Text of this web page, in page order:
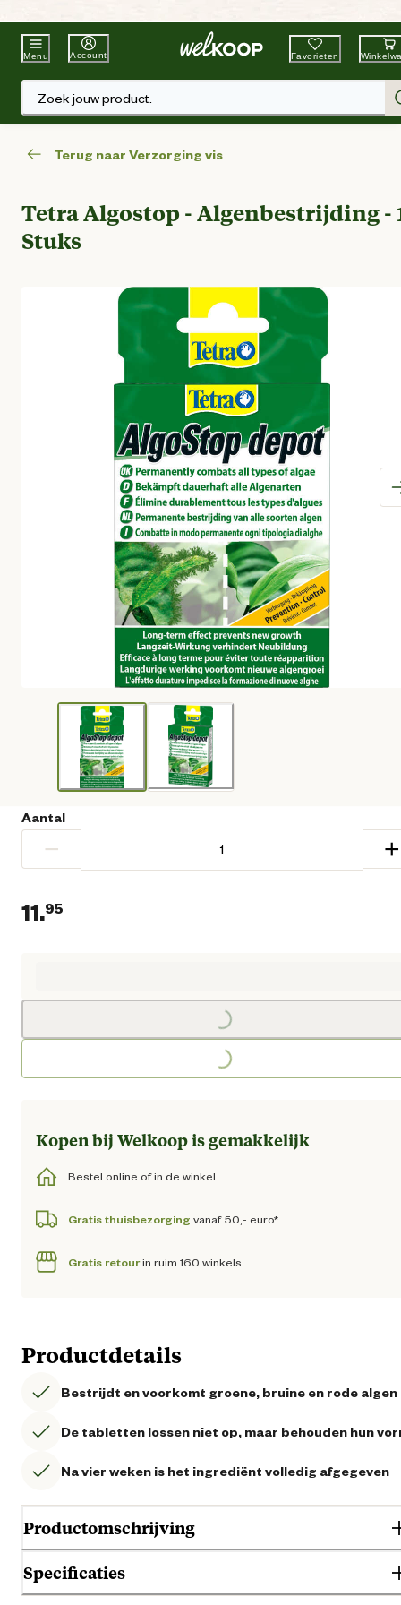
Beste WinkelketenTuin & Dier
Menu Account Favorieten
Zoek jouw product.
Terug naar Verzorging vis
Tetra Algostop - Algenbestrijding -
Stuks
Aantal
− +
11.95
Loading...
Loading...
Kopen bij Welkoop is gemakkelijk
Bestel online of in de winkel.
Gratis thuisbezorging vanaf 50,- euro*
Gratis retourin ruim 160 winkels
Productdetails
Bestrijdt en voorkomt groene, bruine en rode algen
De tabletten lossen niet op, maar behouden hun
Na vier weken is het ingrediënt volledig afgegeven
Productomschrijving
Specificaties